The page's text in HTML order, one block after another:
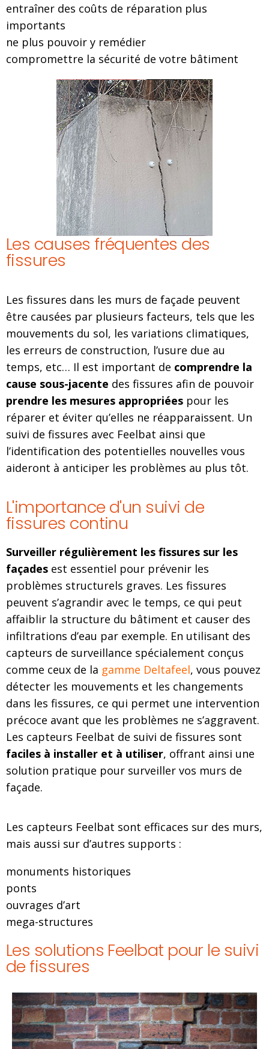
entraîner des coûts de réparation plus
importants
ne plus pouvoir y remédier
compromettre la sécurité de votre bâtiment
Les causes fréquentes des
fissures
Les fissures dans les murs de façade peuvent
être causées par plusieurs facteurs, tels que les
mouvements du sol, les variations climatiques,
les erreurs de construction, l’usure due au
temps, etc… Il est important de comprendre la
cause sous-jacente des fissures afin de pouvoir
prendre les mesures appropriées pour les
réparer et éviter qu’elles ne réapparaissent. Un
suivi de fissures avec Feelbat ainsi que
l’identification des potentielles nouvelles vous
aideront à anticiper les problèmes au plus tôt.
L'importance d'un suivi de
fissures continu
Surveiller régulièrement les fissures sur les
façades est essentiel pour prévenir les
problèmes structurels graves. Les fissures
peuvent s’agrandir avec le temps, ce qui peut
affaiblir la structure du bâtiment et causer des
infiltrations d’eau par exemple. En utilisant des
capteurs de surveillance spécialement conçus
comme ceux de la gamme Deltafeel, vous pouvez
détecter les mouvements et les changements
dans les fissures, ce qui permet une intervention
précoce avant que les problèmes ne s’aggravent.
Les capteurs Feelbat de suivi de fissures sont
faciles à installer et à utiliser, offrant ainsi une
solution pratique pour surveiller vos murs de
façade.
Les capteurs Feelbat sont efficaces sur des murs,
mais aussi sur d’autres supports :
monuments historiques
ponts
ouvrages d’art
mega-structures
Les solutions Feelbat pour le suivi
de fissures